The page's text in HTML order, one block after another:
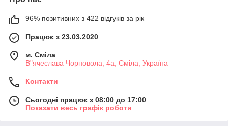
96% позитивних з 422 відгуків за рік
Працює з 23.03.2020
м. Сміла
В"ячеслава Чорновола, 4а, Сміла, Україна
Контакти
Сьогодні працює з 08:00 до 17:00
Показати весь графік роботи